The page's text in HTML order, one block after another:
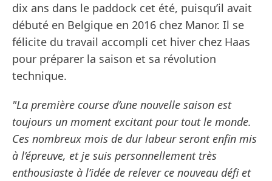
dix ans dans le paddock cet été, puisqu’il avait
débuté en Belgique en 2016 chez Manor. Il se
félicite du travail accompli cet hiver chez Haas
pour préparer la saison et sa révolution
technique.
"La première course d’une nouvelle saison est
toujours un moment excitant pour tout le monde.
Ces nombreux mois de dur labeur seront enfin mis
à l’épreuve, et je suis personnellement très
enthousiaste à l’idée de relever ce nouveau défi et